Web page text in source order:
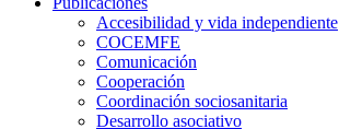
Accesibilidad y vida independiente
COCEMFE
Comunicación
Cooperación
Coordinación sociosanitaria
Desarrollo asociativo